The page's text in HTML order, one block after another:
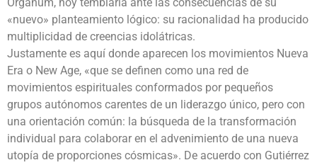
«nuevo» planteamiento lógico: su racionalidad ha producido
multiplicidad de creencias idolátricas.
Justamente es aquí donde aparecen los movimientos Nueva
Era o New Age, «que se definen como una red de
movimientos espirituales conformados por pequeños
grupos autónomos carentes de un liderazgo único, pero con
una orientación común: la búsqueda de la transformación
individual para colaborar en el advenimiento de una nueva
utopía de proporciones cósmicas». De acuerdo con Gutiérrez